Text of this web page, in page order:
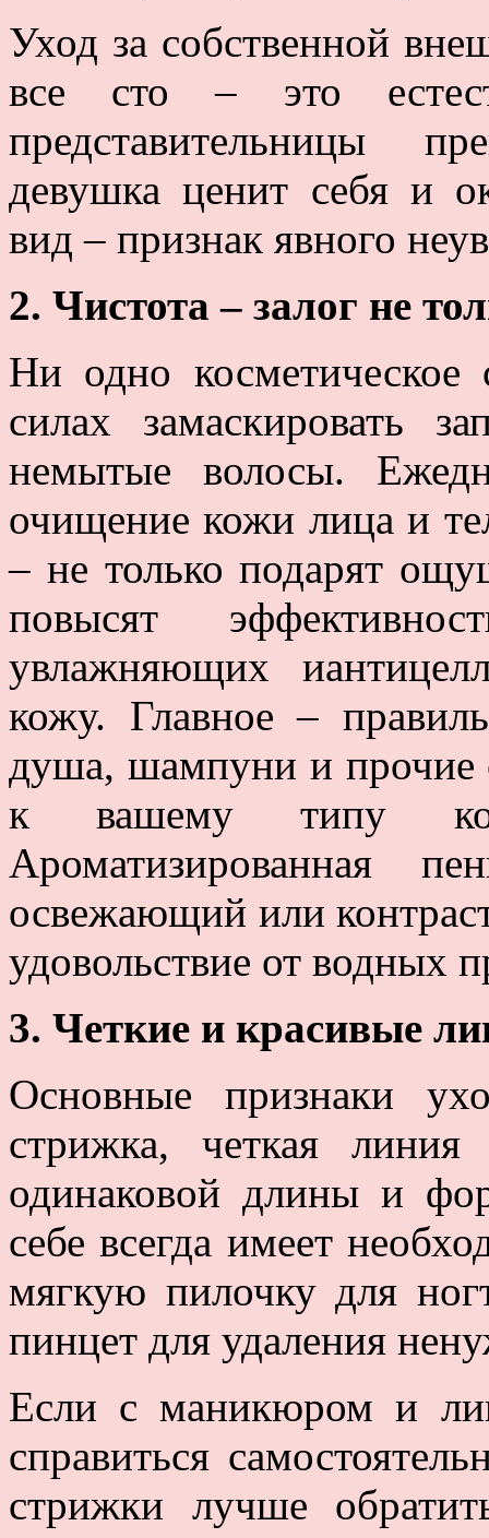
Уход за собственной
все сто – это
представительницы
девушка ценит себя и
вид – признак явного
2. Чистота – залог не
Ни одно косметическое
силах замаскировать
немытые волосы.
очищение кожи лица и
– не только подарят
повысят
увлажняющих
кожу. Главное –
душа, шампуни и прочие
к вашему типу
Ароматизированная
освежающий или
удовольствие от водных
3. Четкие и красивые
Основные признаки
стрижка, четкая
одинаковой длины и
себе всегда имеет
мягкую пилочку для
пинцет для удаления
Если с маникюром и
справиться
стрижки лучше